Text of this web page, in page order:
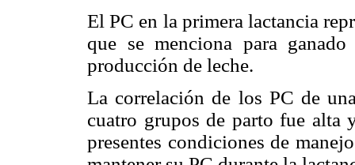
El PC en la primera lactancia
que se menciona para
producción de leche.
La correlación de los PC de
cuatro grupos de parto fue
presentes condiciones de